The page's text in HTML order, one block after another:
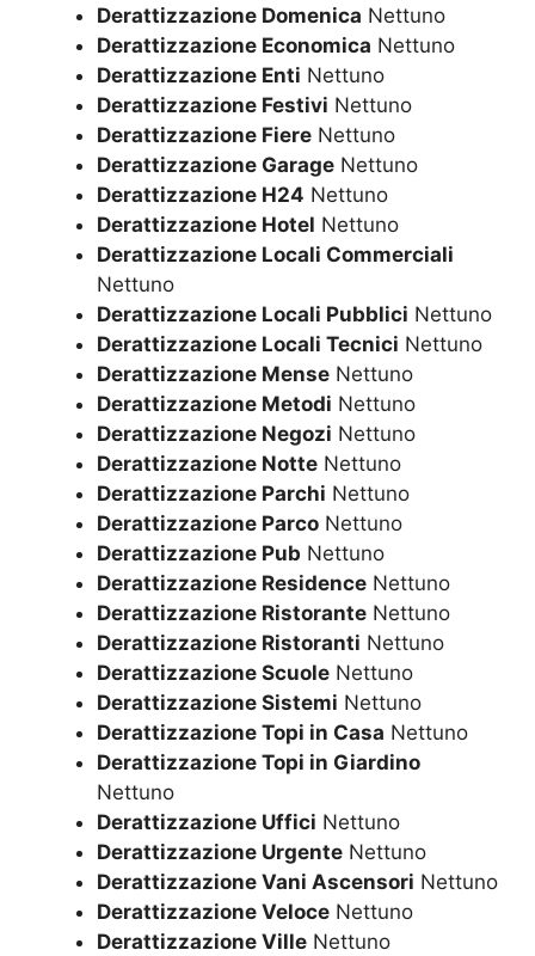
Derattizzazione Domenica Nettuno
Derattizzazione Economica Nettuno
Derattizzazione Enti Nettuno
Derattizzazione Festivi Nettuno
Derattizzazione Fiere Nettuno
Derattizzazione Garage Nettuno
Derattizzazione H24 Nettuno
Derattizzazione Hotel Nettuno
Derattizzazione Locali Commerciali
Nettuno
Derattizzazione Locali Pubblici Nettuno
Derattizzazione Locali Tecnici Nettuno
Derattizzazione Mense Nettuno
Derattizzazione Metodi Nettuno
Derattizzazione Negozi Nettuno
Derattizzazione Notte Nettuno
Derattizzazione Parchi Nettuno
Derattizzazione Parco Nettuno
Derattizzazione Pub Nettuno
Derattizzazione Residence Nettuno
Derattizzazione Ristorante Nettuno
Derattizzazione Ristoranti Nettuno
Derattizzazione Scuole Nettuno
Derattizzazione Sistemi Nettuno
Derattizzazione Topi in Casa Nettuno
Derattizzazione Topi in Giardino
Nettuno
Derattizzazione Uffici Nettuno
Derattizzazione Urgente Nettuno
Derattizzazione Vani Ascensori Nettuno
Derattizzazione Veloce Nettuno
Derattizzazione Ville Nettuno